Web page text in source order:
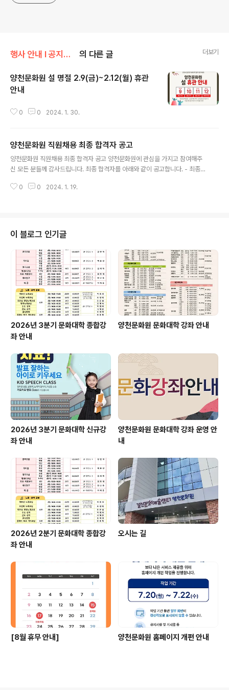
행사 안내 Ι 공지사항/공지사항 의 다른 글 더보기
양천문화원 설 명절 2.9(금)~2.12(월) 휴관
안내
0 0 2024. 1. 30.
양천문화원 직원채용 최종 합격자 공고
양천문화원 직원채용 최종 합격자 공고 양천문화원에 관심을 가지고 참여해주
신 모든 분들께 감사드립니다. 최종 합격자를 아래와 같이 공고합니다. - 최종
0 0 2024. 1. 19.
이 블로그 인기글
2026년 3분기 문화대학 종합강
좌 안내
양천문화원 문화대학 강좌 안내
2026년 3분기 문화대학 신규강
좌 안내
양천문화원 문화대학 강좌 운영 안
내
2026년 2분기 문화대학 종합강
좌 안내
오시는 길
[8월 휴무 안내] 양천문화원 홈페이지 개편 안내